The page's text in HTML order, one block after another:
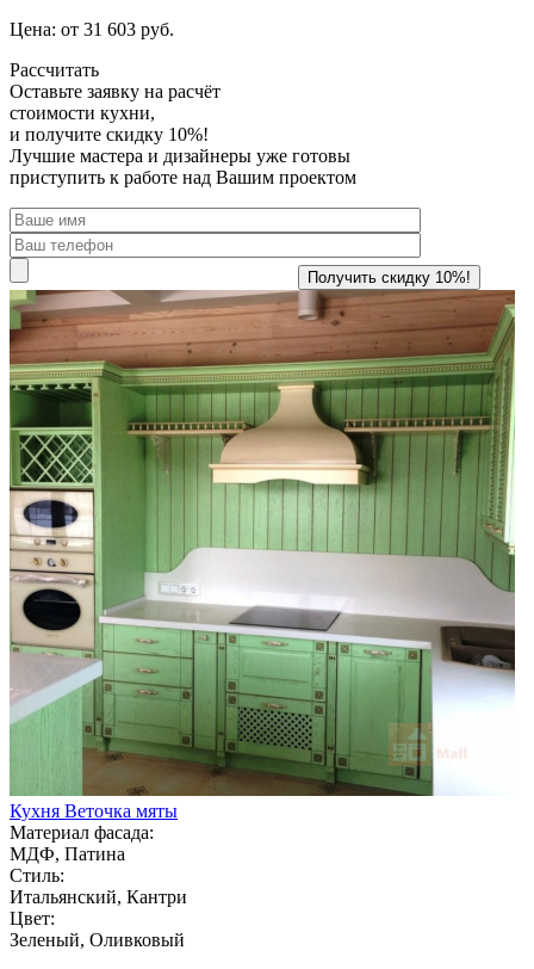
Цена: от 31 603 руб.
Рассчитать
Оставьте заявку на расчёт
стоимости кухни,
и получите скидку 10%!
Лучшие мастера и дизайнеры уже готовы
приступить к работе над Вашим проектом
Кухня Веточка мяты
Материал фасада:
МДФ, Патина
Стиль:
Итальянский, Кантри
Цвет:
Зеленый, Оливковый